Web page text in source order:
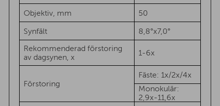
Objektiv, mm 50
Synfält
8,8°x7,0°
Rekommenderad förstoring
av dagsynen, x
1-6x
Förstoring
Fäste: 1x/2x/4x
Monokulär:
2,9x-11,6x